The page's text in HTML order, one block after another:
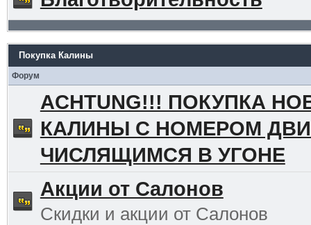
Покупка Калины
Форум
ACHTUNG!!! ПОКУПКА
КАЛИНЫ С НОМЕРОМ
ЧИСЛЯЩИМСЯ В УГОНЕ
Акции от Салонов
Скидки и акции от Салонов